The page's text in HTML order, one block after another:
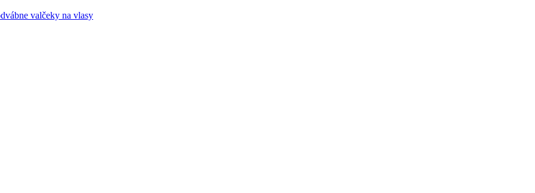
valčeky na vlasy